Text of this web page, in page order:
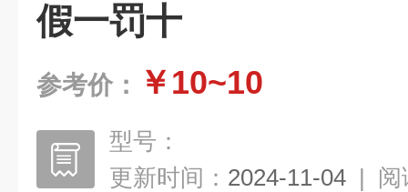
假一罚十
参考价： ￥10~10
型号：
更新时间： 2024-11-04 | 阅